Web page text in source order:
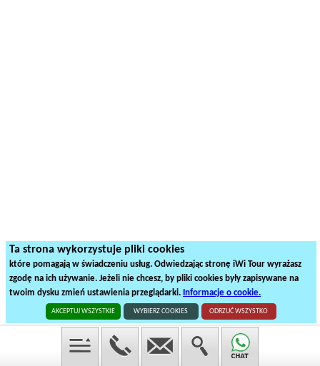
Ta strona wykorzystuje pliki cookies
które pomagają w świadczeniu usług. Odwiedzając stronę iWi Tour wyrażasz
zgodę na ich używanie. Jeżeli nie chcesz, by pliki cookies były zapisywane na
twoim dysku zmień ustawienia przeglądarki. Informacje o cookie.
AKCEPTUJ WSZYSTKIE WYBIERZ COOKIES ODRZUĆ WSZYSTKO